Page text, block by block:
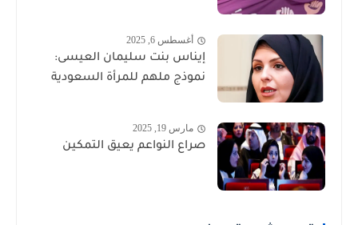
أغسطس 6, 2025
إيناس بنت سليمان العيسى:
نموذج ملهم للمرأة السعودية
مارس 19, 2025
صراع النواعم يعيق التمكين